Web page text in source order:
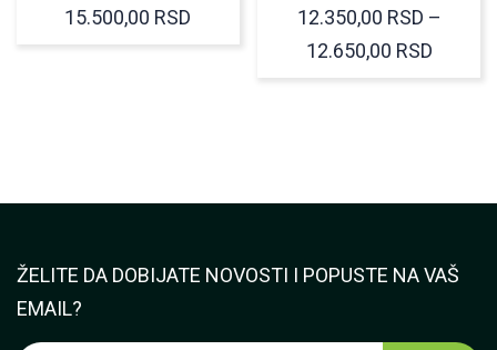
15.500,00 RSD 12.350,00 RSD –
12.650,00 RSD
ŽELITE DA DOBIJATE NOVOSTI I POPUSTE NA VAŠ
EMAIL?